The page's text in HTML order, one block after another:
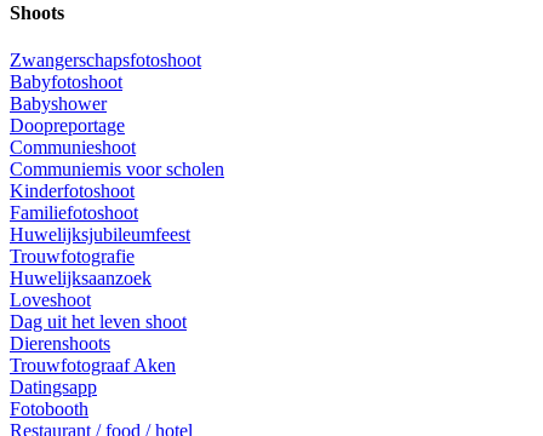
Shoots
Zwangerschapsfotoshoot
Babyfotoshoot
Babyshower
Doopreportage
Communieshoot
Communiemis voor scholen
Kinderfotoshoot
Familiefotoshoot
Huwelijksjubileumfeest
Trouwfotografie
Huwelijksaanzoek
Loveshoot
Dag uit het leven shoot
Dierenshoots
Trouwfotograaf Aken
Datingsapp
Fotobooth
Restaurant / food / hotel